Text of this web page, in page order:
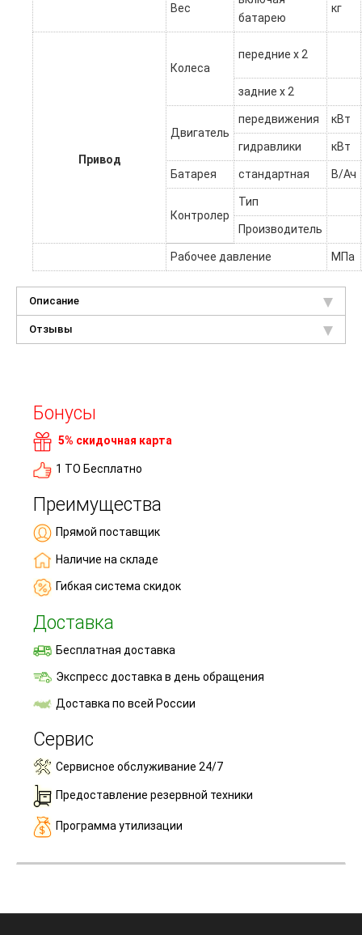
Вес
батарею
кг
Привод
Колеса
передние х 2
задние х 2
Двигатель
передвижения кВт
гидравлики кВт
Батарея стандартная В/Ач
Контролер
Тип
Производитель
Рабочее давление МПа
Описание
Отзывы
Бонусы
5% скидочная карта
1 ТО Бесплатно
Преимущества
Прямой поставщик
Наличие на складе
Гибкая система скидок
Доставка
Бесплатная доставка
Экспресс доставка в день обращения
Доставка по всей России
Сервис
Сервисное обслуживание 24/7
Предоставление резервной техники
Программа утилизации